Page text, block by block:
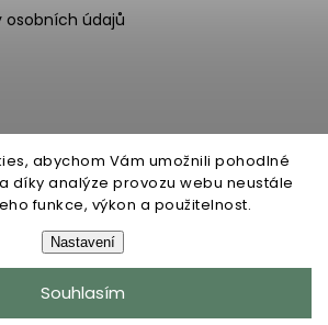
abychom Vám umožnili pohodlné
díky analýze provozu webu neustále
funkce, výkon a použitelnost.
Nastavení
Souhlasím
osobních údajů
Ecoteeno. Všechna práva vyhrazena.